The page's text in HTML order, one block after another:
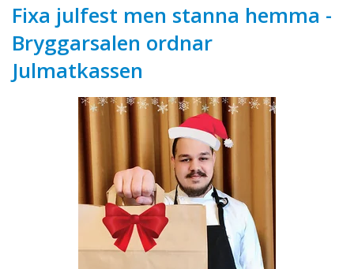
Fixa julfest men stanna hemma -
Bryggarsalen ordnar
Julmatkassen